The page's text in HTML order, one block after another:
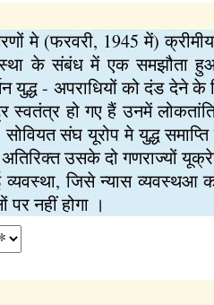
मे (फरवरी, 1945 में)
के संबंध में एक समझौता
युद्ध - अपराधियों को दंड देने के
स्वतंत्र हो गए हैं उनमें
संघ यूरोप मे युद्ध
उसके दो गणराज्यों
जिसे न्यास व्यवस्थआ
पर नहीं होगा ।